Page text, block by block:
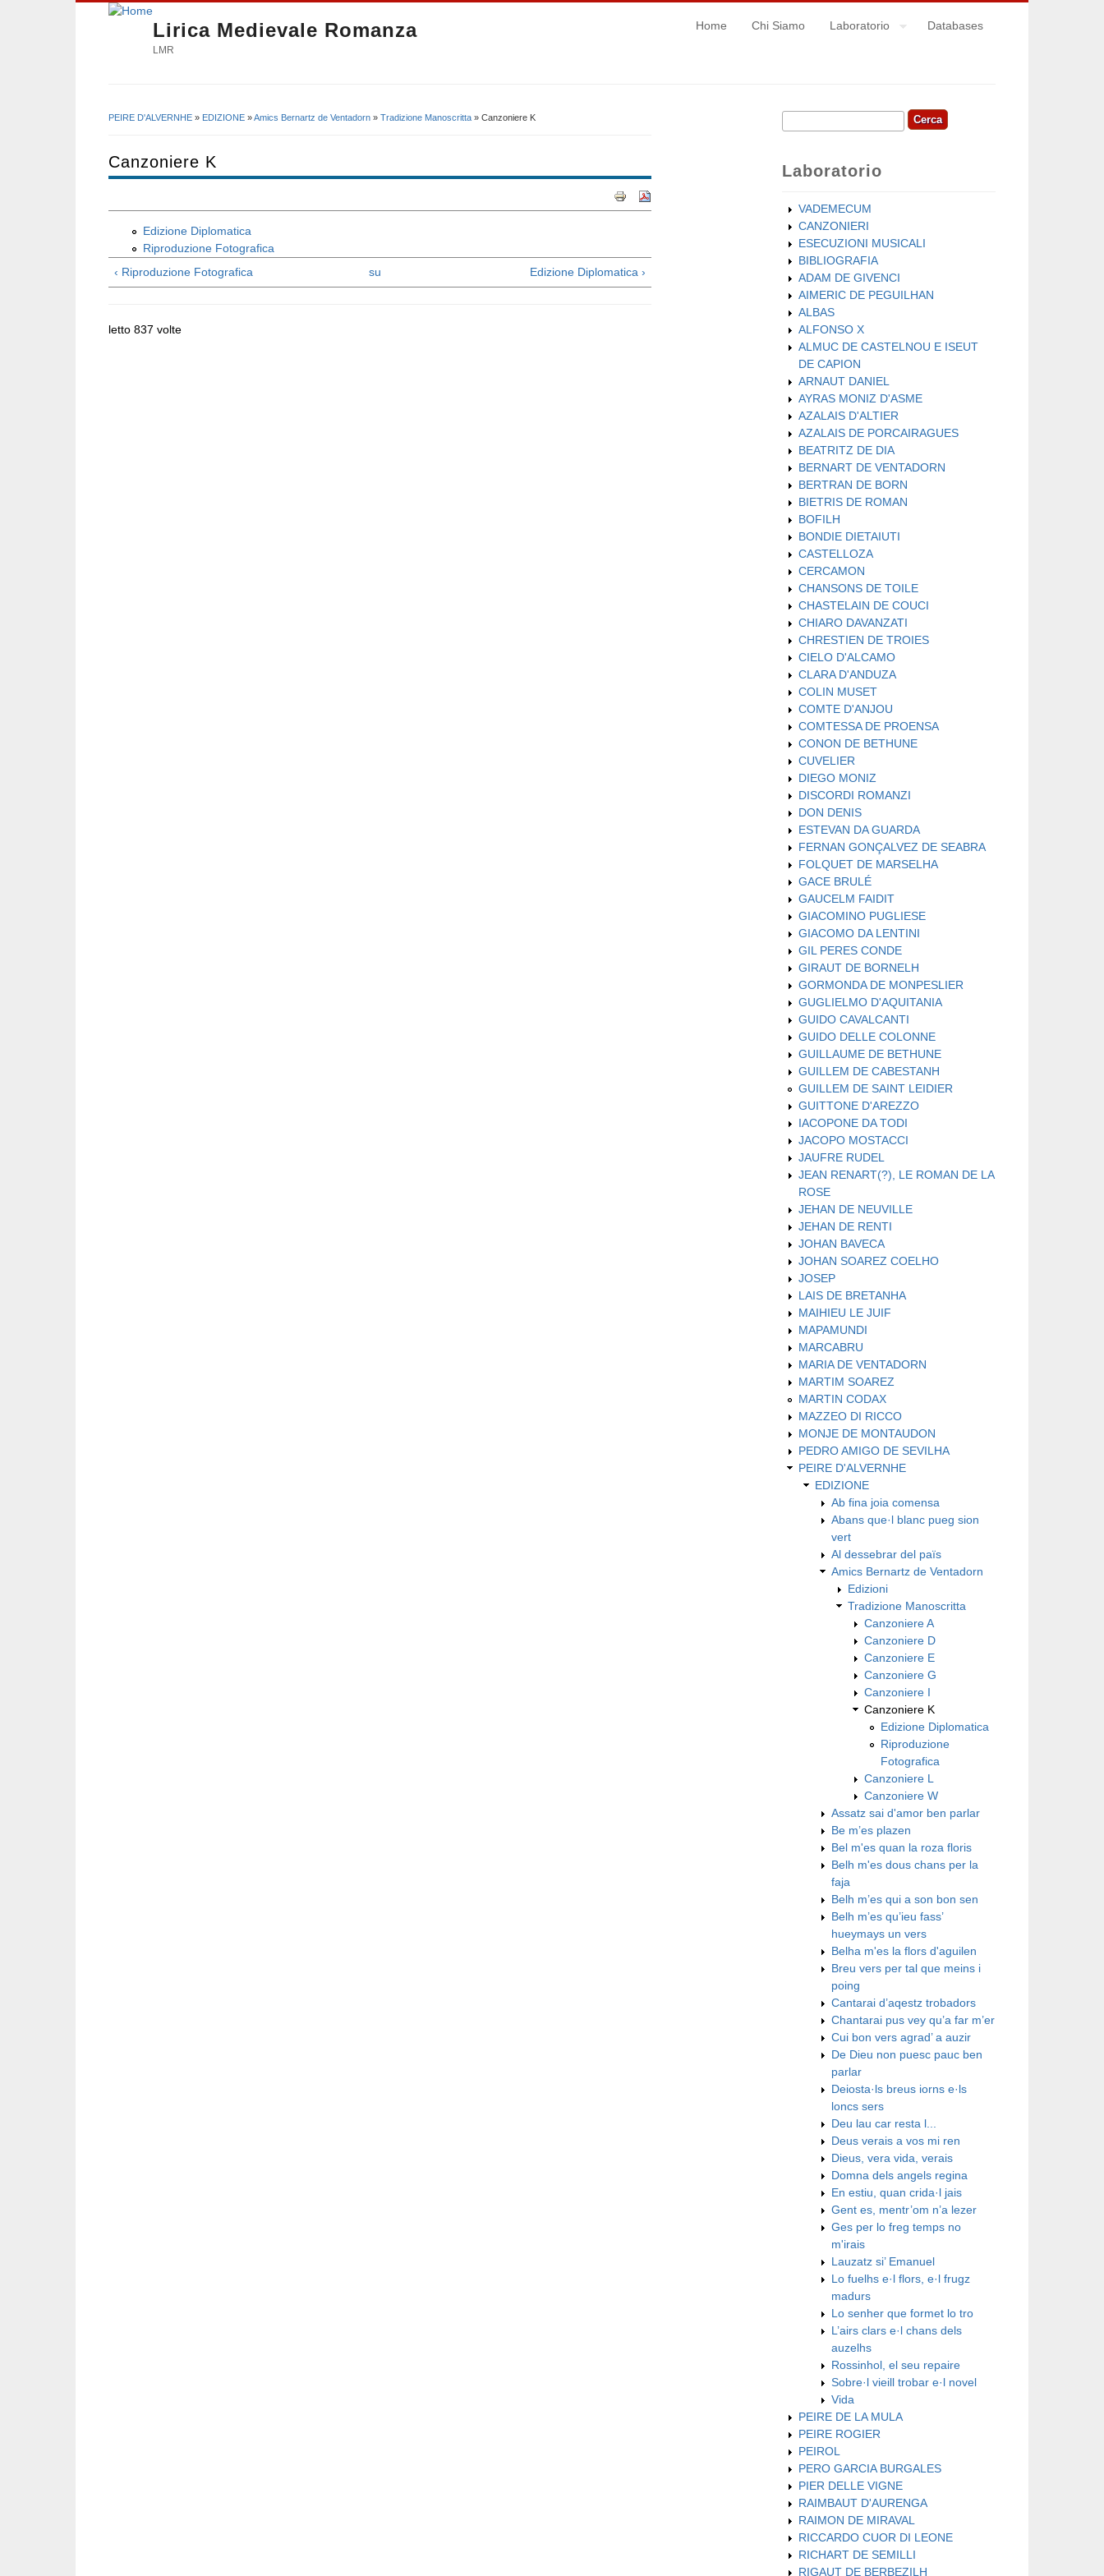
Lirica Medievale Romanza
LMR
Home Chi Siamo Laboratorio Databases
PEIRE D'ALVERNHE » EDIZIONE »Amics Bernartz de Ventadorn » Tradizione Manoscritta » Canzoniere K
Canzoniere K
Edizione Diplomatica
Riproduzione Fotografica
‹ Riproduzione Fotografica
su Edizione Diplomatica ›
letto 837 volte
Form di ricerca
Cerca
Laboratorio
VADEMECUM
CANZONIERI
ESECUZIONI MUSICALI
BIBLIOGRAFIA
ADAM DE GIVENCI
AIMERIC DE PEGUILHAN
ALBAS
ALFONSO X
ALMUC DE CASTELNOU E ISEUT
DE CAPION
ARNAUT DANIEL
AYRAS MONIZ D'ASME
AZALAIS D'ALTIER
AZALAIS DE PORCAIRAGUES
BEATRITZ DE DIA
BERNART DE VENTADORN
BERTRAN DE BORN
BIETRIS DE ROMAN
BOFILH
BONDIE DIETAIUTI
CASTELLOZA
CERCAMON
CHANSONS DE TOILE
CHASTELAIN DE COUCI
CHIARO DAVANZATI
CHRESTIEN DE TROIES
CIELO D'ALCAMO
CLARA D'ANDUZA
COLIN MUSET
COMTE D'ANJOU
COMTESSA DE PROENSA
CONON DE BETHUNE
CUVELIER
DIEGO MONIZ
DISCORDI ROMANZI
DON DENIS
ESTEVAN DA GUARDA
FERNAN GONÇALVEZ DE SEABRA
FOLQUET DE MARSELHA
GACE BRULÉ
GAUCELM FAIDIT
GIACOMINO PUGLIESE
GIACOMO DA LENTINI
GIL PERES CONDE
GIRAUT DE BORNELH
GORMONDA DE MONPESLIER
GUGLIELMO D'AQUITANIA
GUIDO CAVALCANTI
GUIDO DELLE COLONNE
GUILLAUME DE BETHUNE
GUILLEM DE CABESTANH
GUILLEM DE SAINT LEIDIER
GUITTONE D'AREZZO
IACOPONE DA TODI
JACOPO MOSTACCI
JAUFRE RUDEL
JEAN RENART(?), LE ROMAN DE LA
ROSE
JEHAN DE NEUVILLE
JEHAN DE RENTI
JOHAN BAVECA
JOHAN SOAREZ COELHO
JOSEP
LAIS DE BRETANHA
MAIHIEU LE JUIF
MAPAMUNDI
MARCABRU
MARIA DE VENTADORN
MARTIM SOAREZ
MARTIN CODAX
MAZZEO DI RICCO
MONJE DE MONTAUDON
PEDRO AMIGO DE SEVILHA
PEIRE D'ALVERNHE
EDIZIONE
Ab fina joia comensa
Abans que·l blanc pueg sion
vert
Al dessebrar del païs
Amics Bernartz de Ventadorn
Edizioni
Tradizione Manoscritta
Canzoniere A
Canzoniere D
Canzoniere E
Canzoniere G
Canzoniere I
Canzoniere K
Edizione Diplomatica
Riproduzione
Fotografica
Canzoniere L
Canzoniere W
Assatz sai d'amor ben parlar
Be m’es plazen
Bel m'es quan la roza floris
Belh m'es dous chans per la
faja
Belh m’es qui a son bon sen
Belh m’es qu’ieu fass’
hueymays un vers
Belha m'es la flors d'aguilen
Breu vers per tal que meins i
poing
Cantarai d’aqestz trobadors
Chantarai pus vey qu’a far m’er
Cui bon vers agrad’ a auzir
De Dieu non puesc pauc ben
parlar
Deiosta·ls breus iorns e·ls
loncs sers
Deu lau car resta l...
Deus verais a vos mi ren
Dieus, vera vida, verais
Domna dels angels regina
En estiu, quan crida·l jais
Gent es, mentr’om n’a lezer
Ges per lo freg temps no
m'irais
Lauzatz si’ Emanuel
Lo fuelhs e·l flors, e·l frugz
madurs
Lo senher que formet lo tro
L’airs clars e·l chans dels
auzelhs
Rossinhol, el seu repaire
Sobre·l vieill trobar e·l novel
Vida
PEIRE DE LA MULA
PEIRE ROGIER
PEIROL
PERO GARCIA BURGALES
PIER DELLE VIGNE
RAIMBAUT D'AURENGA
RAIMON DE MIRAVAL
RICCARDO CUOR DI LEONE
RICHART DE SEMILLI
RIGAUT DE BERBEZILH